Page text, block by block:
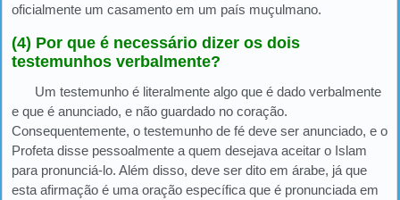
oficialmente um casamento em um país muçulmano.
(4) Por que é necessário dizer os dois
testemunhos verbalmente?
Um testemunho é literalmente algo que é dado verbalmente
e que é anunciado, e não guardado no coração.
Consequentemente, o testemunho de fé deve ser anunciado, e o
Profeta disse pessoalmente a quem desejava aceitar o Islam
para pronunciá-lo. Além disso, deve ser dito em árabe, já que
esta afirmação é uma oração específica que é pronunciada em